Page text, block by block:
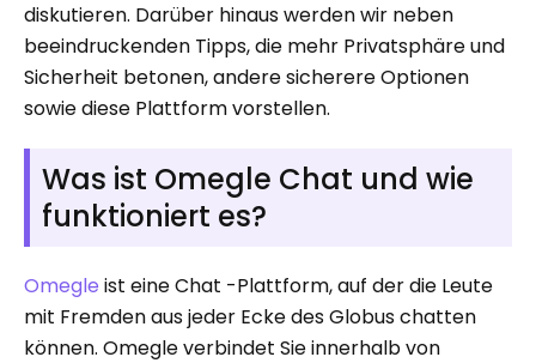
diskutieren. Darüber hinaus werden wir neben
beeindruckenden Tipps, die mehr Privatsphäre und
Sicherheit betonen, andere sicherere Optionen
sowie diese Plattform vorstellen.
Was ist Omegle Chat und wie
funktioniert es?
Omegle ist eine Chat -Plattform, auf der die Leute
mit Fremden aus jeder Ecke des Globus chatten
können. Omegle verbindet Sie innerhalb von